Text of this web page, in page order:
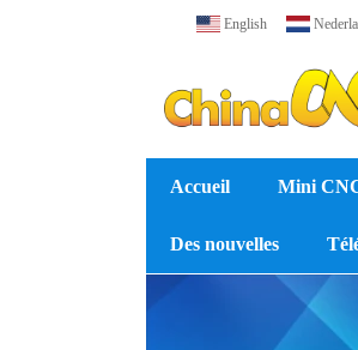
English
Accueil Mini
Des nouvelles